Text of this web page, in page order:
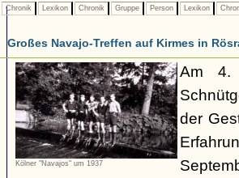
Chronik Lexikon Chronik Gruppe Person Lexikon
Großes Navajo-Treffen auf Kirmes in
Kölner "Navajos" um 1937
Am 4.
der